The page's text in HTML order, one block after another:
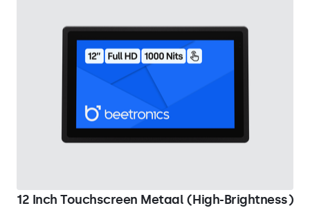
12 Inch Touchscreen Metaal (High-Brightness)